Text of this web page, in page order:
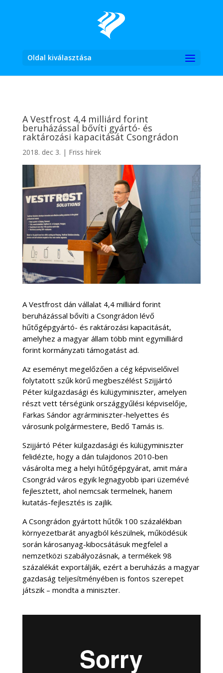
Oldal kiválasztása
A Vestfrost 4,4 milliárd forint
beruházással bővíti gyártó- és
raktározási kapacitását Csongrádon
2018. dec 3. | Friss hírek
A Vestfrost dán vállalat 4,4 milliárd forint
beruházással bővíti a Csongrádon lévő
hűtőgépgyártó- és raktározási kapacitását,
amelyhez a magyar állam több mint egymilliárd
forint kormányzati támogatást ad.
Az eseményt megelőzően a cég képviselőivel
folytatott szűk körű megbeszélést Szijjártó
Péter külgazdasági és külügyminiszter, amelyen
részt vett térségünk országgyűlési képviselője,
Farkas Sándor agrárminiszter-helyettes és
városunk polgármestere, Bedő Tamás is.
Szijjártó Péter külgazdasági és külügyminiszter
felidézte, hogy a dán tulajdonos 2010-ben
vásárolta meg a helyi hűtőgépgyárat, amit mára
Csongrád város egyik legnagyobb ipari üzemévé
fejlesztett, ahol nemcsak termelnek, hanem
kutatás-fejlesztés is zajlik.
A Csongrádon gyártott hűtők 100 százalékban
környezetbarát anyagból készülnek, működésük
során károsanyag-kibocsátásuk megfelel a
nemzetközi szabályozásnak, a termékek 98
százalékát exportálják, ezért a beruházás a magyar
gazdaság teljesítményében is fontos szerepet
játszik – mondta a miniszter.